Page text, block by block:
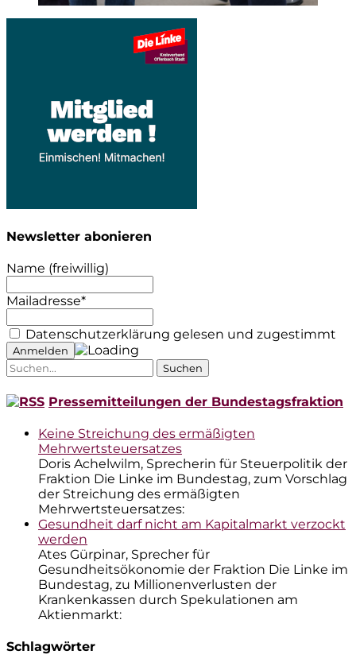
Newsletter abonieren
Name (freiwillig)
Mailadresse*
Datenschutzerklärung gelesen und zugestimmt
Suche
nach:
Pressemitteilungen der Bundestagsfraktion
Keine Streichung des ermäßigten
Mehrwertsteuersatzes
Doris Achelwilm, Sprecherin für Steuerpolitik der
Fraktion Die Linke im Bundestag, zum Vorschlag
der Streichung des ermäßigten
Mehrwertsteuersatzes:
Gesundheit darf nicht am Kapitalmarkt verzockt
werden
Ates Gürpinar, Sprecher für
Gesundheitsökonomie der Fraktion Die Linke im
Bundestag, zu Millionenverlusten der
Krankenkassen durch Spekulationen am
Aktienmarkt:
Schlagwörter